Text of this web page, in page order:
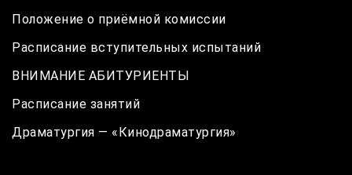
Положение о приёмной комиссии
Расписание вступительных испытаний
ВНИМАНИЕ АБИТУРИЕНТЫ
Расписание занятий
Драматургия — «Кинодраматургия»